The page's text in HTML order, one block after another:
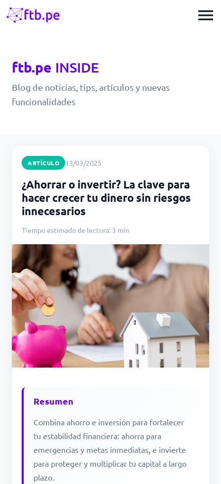
menu
ftb.pe INSIDE
Blog de noticias, tips, artículos y nuevas
funcionalidades
ARTÍCULO 13/03/2025
¿Ahorrar o invertir? La clave para
hacer crecer tu dinero sin riesgos
innecesarios
Tiempo estimado de lectura: 3 min
Resumen
Combina ahorro e inversión para fortalecer
tu estabilidad financiera: ahorra para
emergencias y metas inmediatas, e invierte
para proteger y multiplicar tu capital a largo
plazo.